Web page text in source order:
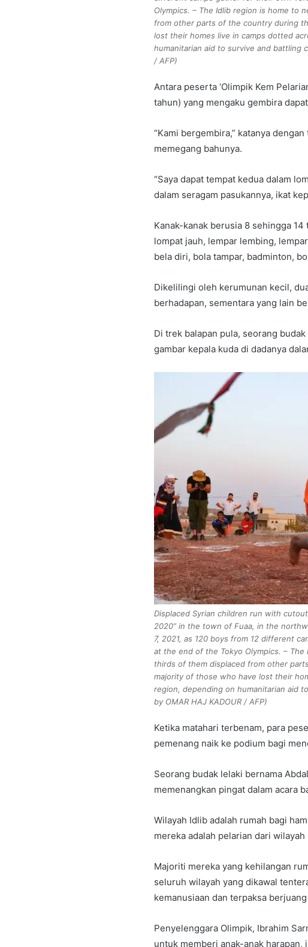
Olympics. – The Idlib region is home to
from other parts of the country during
lost their homes live in camps dotted
humanitarian aid to survive and battling
/ AFP)
Antara peserta ‘Olimpik Kem
tahun) yang mengaku gembira
“Kami bergembira,” katanya
memegang bahunya.
“Saya dapat tempat kedua dalam
dalam seragam pasukannya, ikat
Kanak-kanak berusia 8 sehingga
lompat jauh, lempar lembing,
bela diri, bola tampar, badminton,
Dikelilingi oleh kerumunan kecil,
berhadapan, sementara yang lain
Di trek balapan pula, seorang
gambar kepala kuda di dadanya
Displaced Syrian children run with
2020” in the town of Fuaa, in the
7, 2021, as 120 boys from 12 different
at the end of the Tokyo Olympics. –
thirds of them displaced from other
majority of those who have lost their
region, depending on humanitarian aid
by OMAR HAJ KADOUR / AFP)
Ketika matahari terbenam, para
pemenang naik ke podium bagi
Seorang budak lelaki bernama
memenangkan pingat dalam acara
Wilayah Idlib adalah rumah bagi
mereka adalah pelarian dari
Majoriti mereka yang kehilangan
seluruh wilayah yang dikawal
kemanusiaan dan terpaksa
Penyelenggara Olimpik, Ibrahim
untuk memberi anak-anak